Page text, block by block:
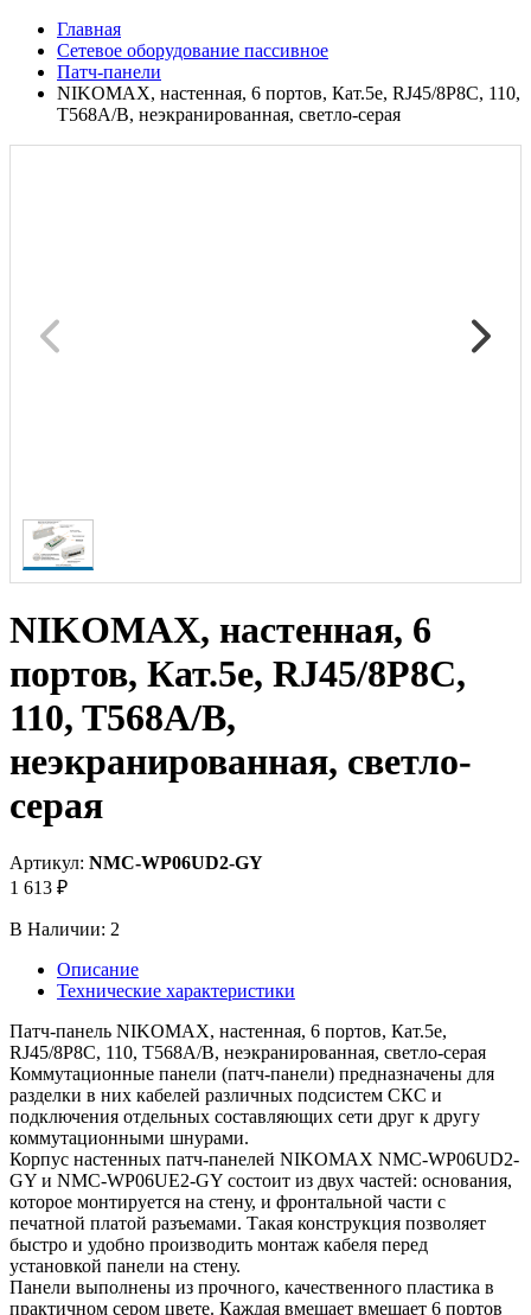
Главная
Сетевое оборудование пассивное
Патч-панели
NIKOMAX, настенная, 6 портов, Кат.5е, RJ45/8P8C, 110,
T568A/B, неэкранированная, светло-серая
NIKOMAX, настенная, 6
портов, Кат.5е, RJ45/8P8C,
110, T568A/B,
неэкранированная, светло-
серая
Артикул: NMC-WP06UD2-GY
1 613 ₽
В Наличии: 2
Описание
Технические характеристики
Патч-панель NIKOMAX, настенная, 6 портов, Кат.5е,
RJ45/8P8C, 110, T568A/B, неэкранированная, светло-серая
Коммутационные панели (патч-панели) предназначены для
разделки в них кабелей различных подсистем СКС и
подключения отдельных составляющих сети друг к другу
коммутационными шнурами.
Корпус настенных патч-панелей NIKOMAX NMC-WP06UD2-
GY и NMC-WP06UE2-GY состоит из двух частей: основания,
которое монтируется на стену, и фронтальной части с
печатной платой разъемами. Такая конструкция позволяет
быстро и удобно производить монтаж кабеля перед
установкой панели на стену.
Панели выполнены из прочного, качественного пластика в
практичном сером цвете. Каждая вмещает вмещает 6 портов